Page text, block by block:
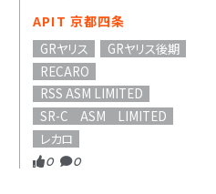
APIT 京都四条
GRヤリス
GRヤリス後期
RECARO
RSS ASM LIMITED
SR-C ASM LIMITED
レカロ
0 0